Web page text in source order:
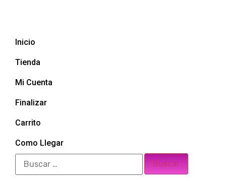
Inicio
Tienda
Mi Cuenta
Finalizar
Carrito
Como Llegar